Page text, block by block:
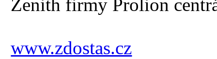
Zenith firmy Prolion
www.zdostas.cz